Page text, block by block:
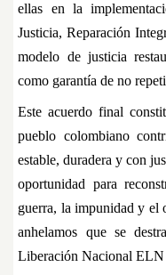
ellas en la
Justicia, Reparación
modelo de justicia
como garantía de no
Este acuerdo final
pueblo colombiano
estable, duradera y con
oportunidad para
guerra, la impunidad y el
anhelamos que se
Liberación Nacional ELN